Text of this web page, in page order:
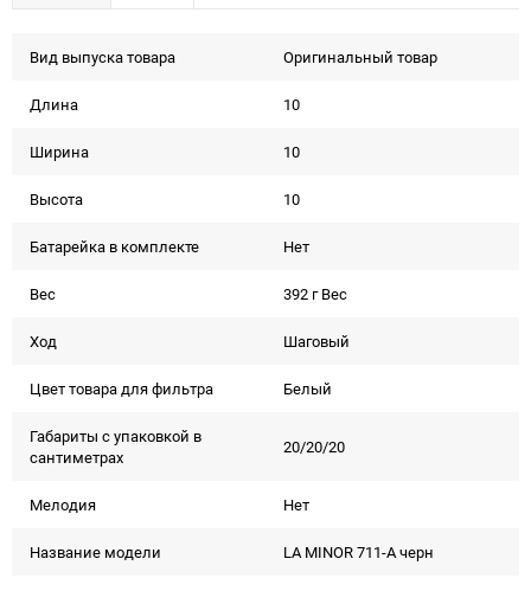
Вид выпуска товара Оригинальный товар
Длина 10
Ширина 10
Высота 10
Батарейка в комплекте Нет
Вес 392 г Вес
Ход Шаговый
Цвет товара для фильтра Белый
Габариты с упаковкой в
сантиметрах
20/20/20
Мелодия Нет
Название модели LA MINOR 711-A черн